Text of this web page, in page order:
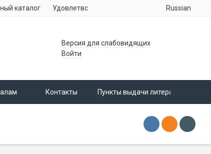
каталог Удовлетворенность населения услугами
Russian
Версия для слабовидящих
Войти
Контакты Пункты выдачи литературы